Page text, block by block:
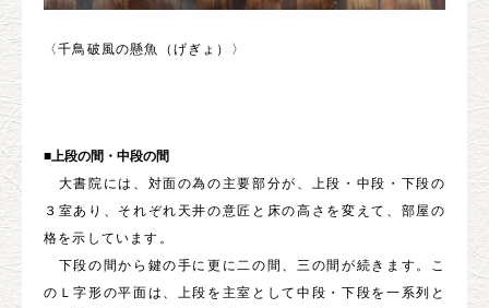
〈千鳥破風の懸魚（げぎょ）〉
■上段の間・中段の間
大書院には、対面の為の主要部分が、上段・中段・下段の
３室あり、それぞれ天井の意匠と床の高さを変えて、部屋の
格を示しています。
下段の間から鍵の手に更に二の間、三の間が続きます。こ
のＬ字形の平面は、上段を主室として中段・下段を一系列と